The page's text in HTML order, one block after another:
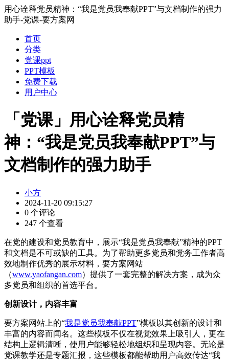
用心诠释党员精神：“我是党员我奉献PPT”与文档制作的强力
助手-党课-要方案网
首页
分类
党课ppt
PPT模板
免费下载
用户中心
「党课」用心诠释党员精
神：“我是党员我奉献PPT”与
文档制作的强力助手
小方
2024-11-20 09:15:27
0 个评论
247 个查看
在党的建设和党员教育中，展示“我是党员我奉献”精神的PPT
和文档是不可或缺的工具。为了帮助更多党员和党务工作者高
效地制作优秀的展示材料，要方案网站
（www.yaofangan.com）提供了一套完整的解决方案，成为众
多党员和组织的首选平台。
创新设计，内容丰富
要方案网站上的“我是党员我奉献PPT”模板以其创新的设计和
丰富的内容而闻名。这些模板不仅在视觉效果上吸引人，更在
结构上逻辑清晰，使用户能够轻松地组织和呈现内容。无论是
党课教学还是专题汇报，这些模板都能帮助用户高效传达“我